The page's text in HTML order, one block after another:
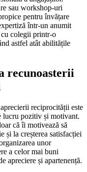
sau workshop-uri
pentru învățare
într-un anumit
cu colegii printr-o
astfel atât abilitățile
recunoasterii
reciprocității este
lucru pozitiv și motivant.
că îi motivează să
și la creșterea satisfacției
unor
a celor mai buni
apreciere și apartenență.